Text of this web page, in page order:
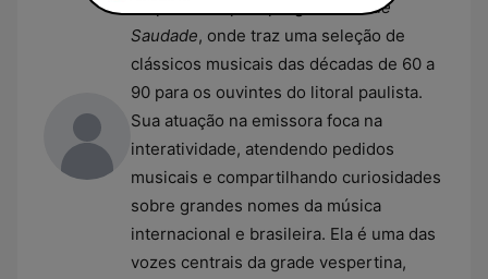
Tarde
Saudade, onde traz uma seleção de
clássicos musicais das décadas de 60 a
90 para os ouvintes do litoral paulista.
Sua atuação na emissora foca na
interatividade, atendendo pedidos
musicais e compartilhando curiosidades
sobre grandes nomes da música
internacional e brasileira. Ela é uma das
vozes centrais da grade vespertina,